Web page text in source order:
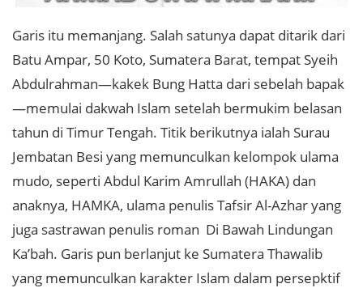
Garis itu memanjang. Salah satunya dapat ditarik dari
Batu Ampar, 50 Koto, Sumatera Barat, tempat Syeih
Abdulrahman—kakek Bung Hatta dari sebelah bapak
—memulai dakwah Islam setelah bermukim belasan
tahun di Timur Tengah. Titik berikutnya ialah Surau
Jembatan Besi yang memunculkan kelompok ulama
mudo, seperti Abdul Karim Amrullah (HAKA) dan
anaknya, HAMKA, ulama penulis Tafsir Al-Azhar yang
juga sastrawan penulis roman Di Bawah Lindungan
Ka’bah. Garis pun berlanjut ke Sumatera Thawalib
yang memunculkan karakter Islam dalam persepktif